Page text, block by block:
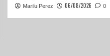
Marilu Perez 06/08/2026 0